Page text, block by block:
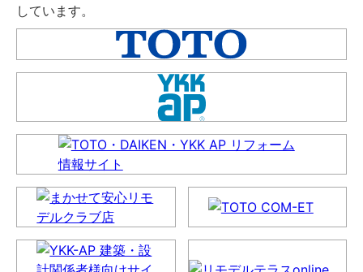
しています。